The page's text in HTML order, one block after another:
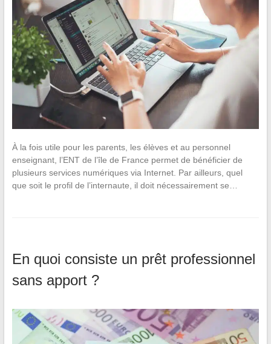
À la fois utile pour les parents, les élèves et au personnel
enseignant, l’ENT de l’île de France permet de bénéficier de
plusieurs services numériques via Internet. Par ailleurs, quel
que soit le profil de l’internaute, il doit nécessairement se…
En quoi consiste un prêt professionnel
sans apport ?